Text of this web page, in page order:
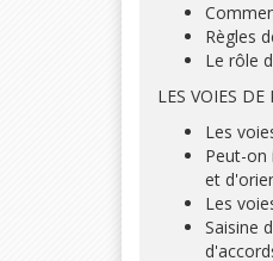
Règles
Le rôle
LES VOIES DE
Les
Peut-on
et
Les
Saisine